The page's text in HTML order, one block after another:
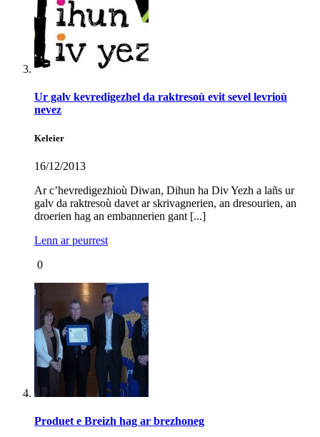
Ur galv kevredigezhel da raktresoù evit sevel levrioù
nevez
Keleier
16/12/2013
Ar c’hevredigezhioù Diwan, Dihun ha Div Yezh a lañs ur
galv da raktresoù davet ar skrivagnerien, an dresourien, an
droerien hag an embannerien gant [...]
Lenn ar peurrest
0
Produet e Breizh hag ar brezhoneg